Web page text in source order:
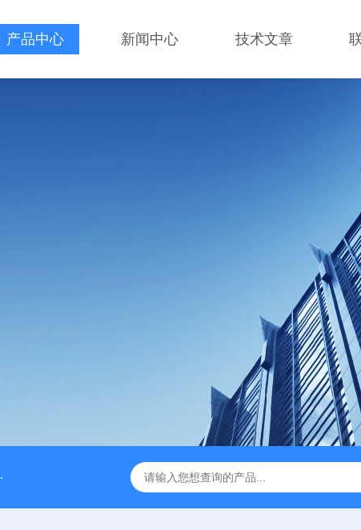
产品中心 新闻中心 技术文章
JC-FZ5大气负氧离子监测站 JC-ZS07多参数污水在线检测仪